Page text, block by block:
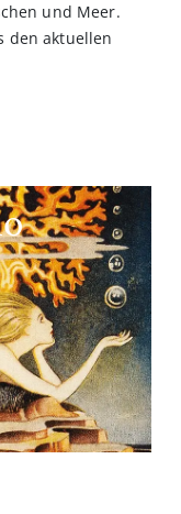
und Meer.
den aktuellen